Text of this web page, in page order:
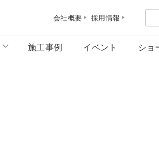
会社概要 採用情報
施工事例 イベント ショ